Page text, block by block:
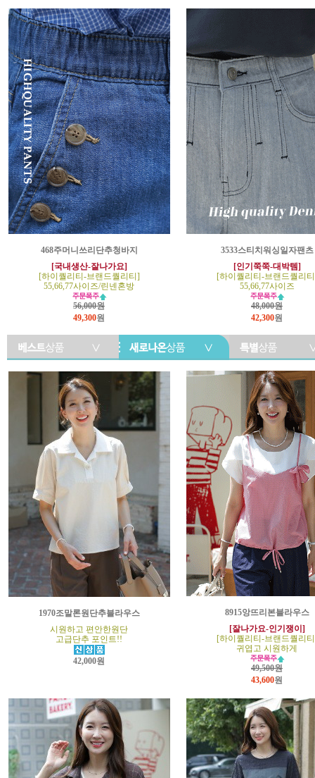
468주머니쓰리단추청바지
[국내생산-잘나가요]
[하이퀄리티-브랜드퀄리티]
55,66,77사이즈/린넨혼방
56,000원
49,300원
3533스티치워싱일자팬츠
[인기쭉쭉-대박템]
[하이퀄리티-브랜드퀄리
55,66,77사이즈
48,000원
42,300원
1970조말론원단추블라우스
시원하고 편안한원단
고급단추 포인트!!
42,000원
8915앙뜨리본블라우스
[잘나가요-인기쟁이]
[하이퀄리티-브랜드퀄리
귀엽고 시원하게
49,500원
43,600원